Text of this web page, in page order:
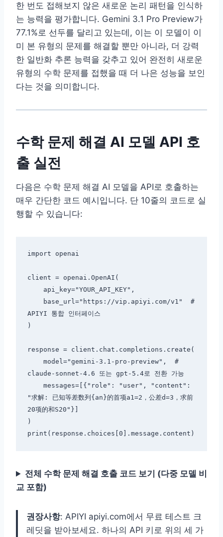
한 번도 접해보지 않은 새로운 논리 패턴을 인식하
는 능력을 평가합니다. Gemini 3.1 Pro Preview가
77.1%로 선두를 달리고 있는데, 이는 이 모델이 이
미 본 유형의 문제를 해결할 뿐만 아니라, 더 강력
한 일반화 추론 능력을 갖추고 있어 완전히 새로운
유형의 수학 문제를 접했을 때 더 나은 성능을 보인
다는 것을 의미합니다.
수학 문제 해결 AI 모델 API 호
출 실전
다음은 수학 문제 해결 AI 모델을 API로 호출하는
매우 간단한 코드 예시입니다. 단 10줄의 코드로 실
행할 수 있습니다:
import openai
client = openai.OpenAI(
APIYI 통합 인터페이스
)
response = client.chat.completions.create(
claude-sonnet-4.6 또는 gpt-5.4로 전환 가능
"求解: 已知等差数列{an}的首项a1=2，公差d=3，求前
20项的和S20"}]
)
전체 수학 문제 해결 호출 코드 보기 (다중 모델 비
교 포함)
권장사항: APIYI apiyi.com에서 무료 테스트 크
레딧을 받아보세요. 하나의 API 키로 위의 세 가